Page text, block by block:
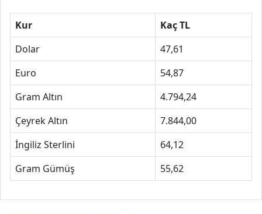
Kur
Kaç TL
Dolar
47,61
Euro
54,87
Gram Altın
4.794,24
Çeyrek Altın
7.844,00
İngiliz Sterlini
64,12
Gram Gümüş
55,62